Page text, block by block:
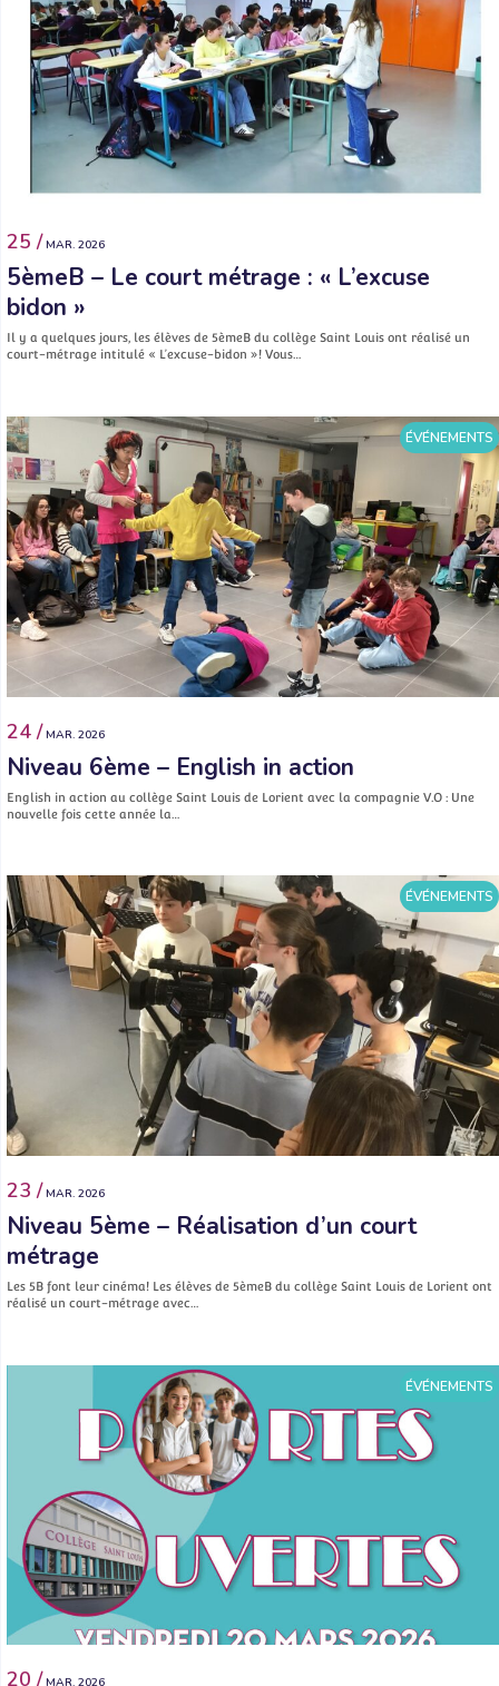
25 / MAR. 2026
5èmeB – Le court métrage : « L’excuse
bidon »
Il y a quelques jours, les élèves de 5èmeB du collège Saint Louis ont réalisé un
court-métrage intitulé « L’excuse-bidon »! Vous…
ÉVÉNEMENTS
24 / MAR. 2026
Niveau 6ème – English in action
English in action au collège Saint Louis de Lorient avec la compagnie V.O : Une
nouvelle fois cette année la…
ÉVÉNEMENTS
23 / MAR. 2026
Niveau 5ème – Réalisation d’un court
métrage
Les 5B font leur cinéma! Les élèves de 5èmeB du collège Saint Louis de Lorient ont
réalisé un court-métrage avec…
ÉVÉNEMENTS
20 / MAR. 2026